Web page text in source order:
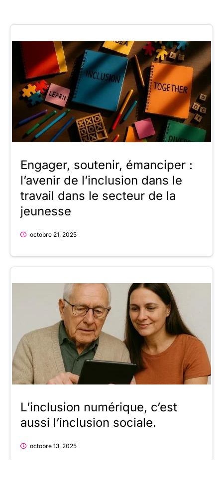
Engager, soutenir, émanciper :
l’avenir de l’inclusion dans le
travail dans le secteur de la
jeunesse
octobre 21, 2025
L’inclusion numérique, c’est
aussi l’inclusion sociale.
octobre 13, 2025